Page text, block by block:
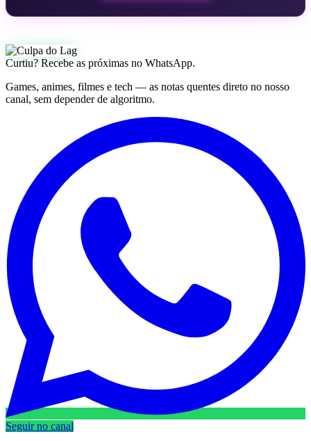
Curtiu? Recebe as próximas no WhatsApp.
Games, animes, filmes e tech — as notas quentes direto no nosso
canal, sem depender de algoritmo.
Seguir no canal